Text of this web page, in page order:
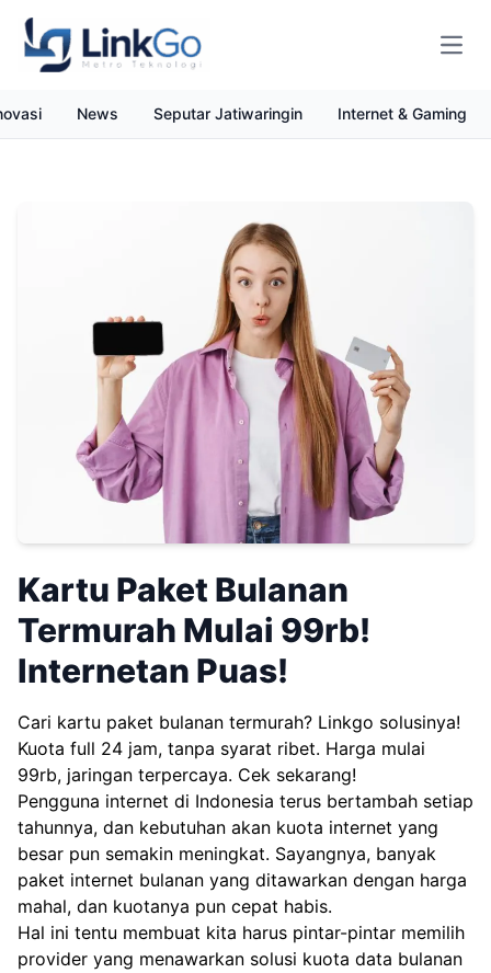
News Seputar Jatiwaringin Internet & Gaming
Kartu Paket Bulanan
Termurah Mulai 99rb!
Internetan Puas!
Cari kartu paket bulanan termurah? Linkgo solusinya!
Kuota full 24 jam, tanpa syarat ribet. Harga mulai
99rb, jaringan terpercaya. Cek sekarang!
Pengguna internet di Indonesia terus bertambah setiap
tahunnya, dan kebutuhan akan kuota internet yang
besar pun semakin meningkat. Sayangnya, banyak
paket internet bulanan yang ditawarkan dengan harga
mahal, dan kuotanya pun cepat habis.
Hal ini tentu membuat kita harus pintar-pintar memilih
provider yang menawarkan solusi kuota data bulanan